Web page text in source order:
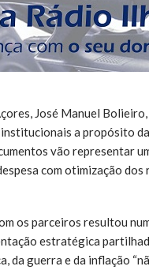
José Manuel
a propósito
vão representar
com otimização dos
os parceiros resultou
estratégica
da guerra e da inflação